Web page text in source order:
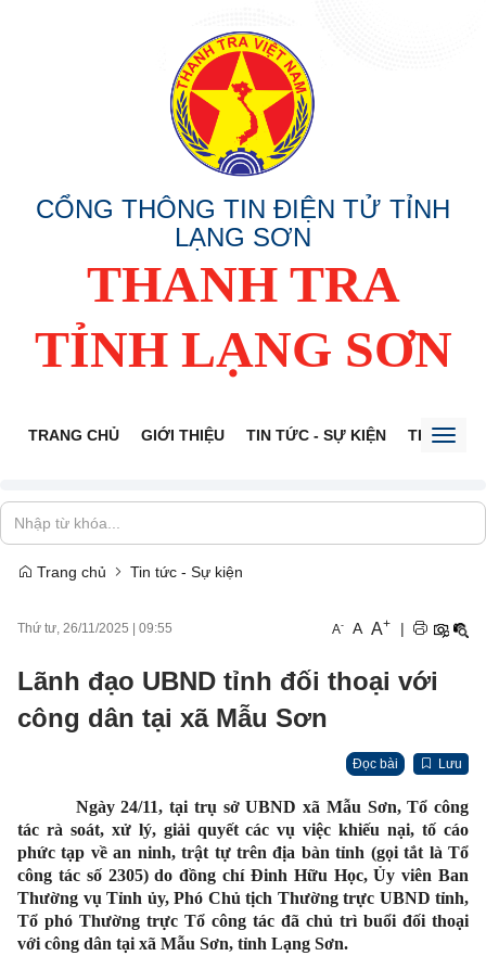
CỔNG THÔNG TIN ĐIỆN TỬ TỈNH
LẠNG SƠN
THANH TRA
TỈNH LẠNG SƠN
TRANG CHỦ GIỚI THIỆU TIN TỨC - SỰ KIỆN THÔNG
Trang chủ Tin tức - Sự kiện
Thứ tư, 26/11/2025 09:55 A- A A+ |
Lãnh đạo UBND tỉnh đối thoại với
công dân tại xã Mẫu Sơn
Đọc bài Lưu
Ngày 24/11, tại trụ sở UBND xã Mẫu Sơn, Tổ công
tác rà soát, xử lý, giải quyết các vụ việc khiếu nại, tố cáo
phức tạp về an ninh, trật tự trên địa bàn tỉnh (gọi tắt là Tổ
công tác số 2305) do đồng chí Đinh Hữu Học, Ủy viên Ban
Thường vụ Tỉnh ủy, Phó Chủ tịch Thường trực UBND tỉnh,
Tổ phó Thường trực Tổ công tác đã chủ trì buổi đối thoại
với công dân tại xã Mẫu Sơn, tỉnh Lạng Sơn.